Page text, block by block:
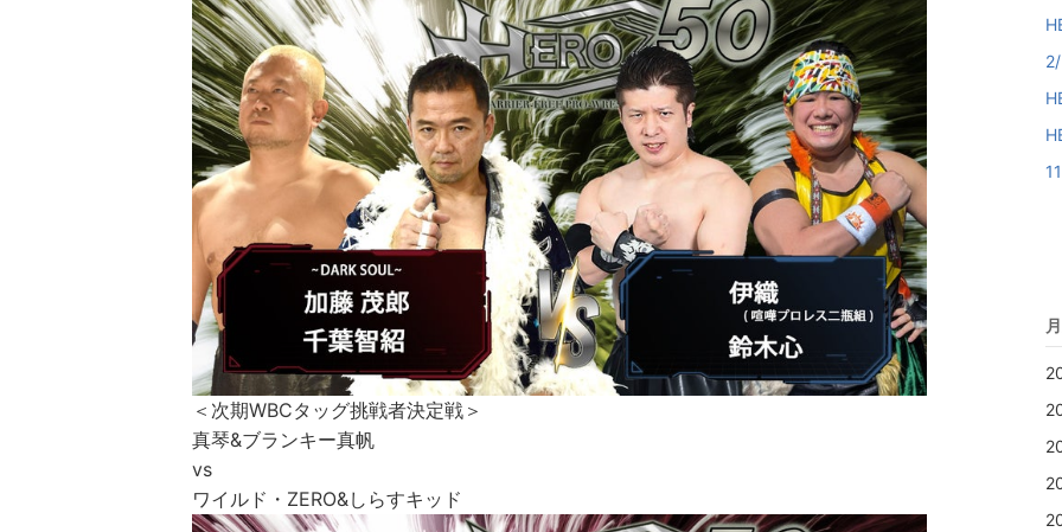
＜次期WBCタッグ挑戦者決定戦＞
真琴&ブランキー真帆
vs
ワイルド・ZERO&しらすキッド​​